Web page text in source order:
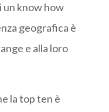
un know how
geografica è
e alla loro
la top ten è